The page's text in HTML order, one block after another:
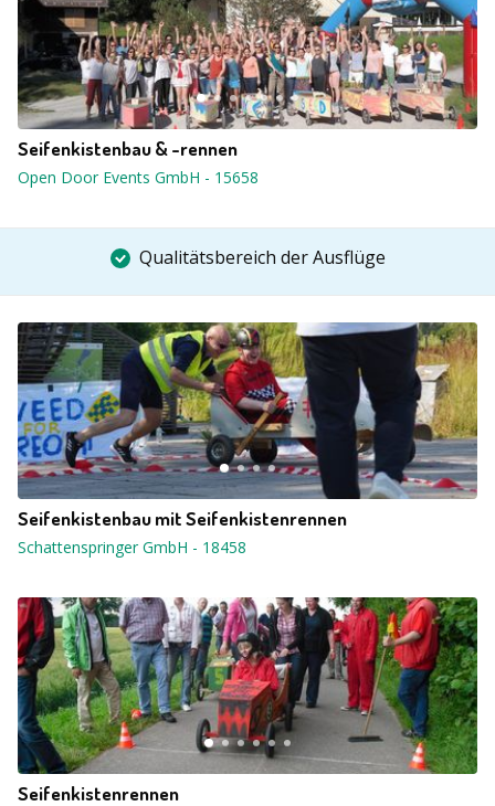
Seifenkistenbau & -rennen
Open Door Events GmbH - 15658
Qualitätsbereich der Ausflüge
Seifenkistenbau mit Seifenkistenrennen
Schattenspringer GmbH - 18458
Seifenkistenrennen